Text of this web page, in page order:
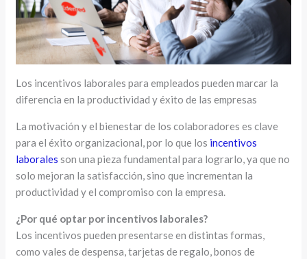
Los incentivos laborales para empleados pueden marcar la
diferencia en la productividad y éxito de las empresas
La motivación y el bienestar de los colaboradores es clave
para el éxito organizacional, por lo que los incentivos
laborales son una pieza fundamental para lograrlo, ya que no
solo mejoran la satisfacción, sino que incrementan la
productividad y el compromiso con la empresa.
¿Por qué optar por incentivos laborales?
Los incentivos pueden presentarse en distintas formas,
como vales de despensa, tarjetas de regalo, bonos de